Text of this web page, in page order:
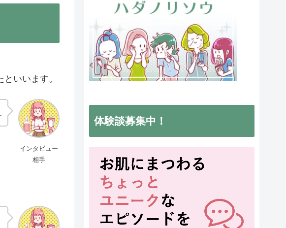
いいます。
インタビュー
相手
体験談募集中！